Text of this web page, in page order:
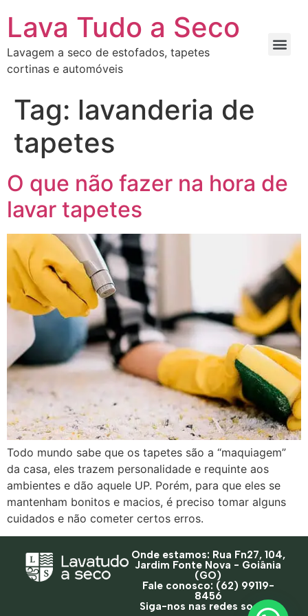
Lava Tudo a Seco
Lavagem a seco de estofados, tapetes
cortinas e automóveis
Tag: lavanderia de
tapetes
O que não fazer na hora de
lavar tapetes
Todo mundo sabe que os tapetes são a “maquiagem”
da casa, eles trazem personalidade e requinte aos
ambientes e dão aquele UP. Porém, para que eles se
mantenham bonitos e macios, é preciso tomar alguns
cuidados e não cometer certos erros.
Onde estamos: Rua Fn27, 104,
Jardim Fonte Nova - Goiânia
(GO)
Fale conosco: (62) 99119-
8456
Siga-nos nas redes sociais